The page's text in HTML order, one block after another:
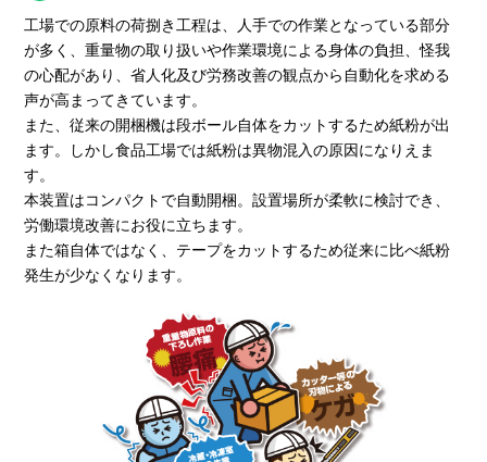
工場での原料の荷捌き工程は、人手での作業となっている部分
が多く、重量物の取り扱いや作業環境による身体の負担、怪我
の心配があり、省人化及び労務改善の観点から自動化を求める
声が高まってきています。
また、従来の開梱機は段ボール自体をカットするため紙粉が出
ます。しかし食品工場では紙粉は異物混入の原因になりえま
す。
本装置はコンパクトで自動開梱。設置場所が柔軟に検討でき、
労働環境改善にお役に立ちます。
また箱自体ではなく、テープをカットするため従来に比べ紙粉
発生が少なくなります。